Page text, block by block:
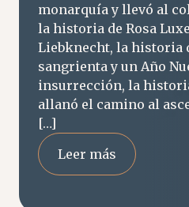
monarquía y llevó al
la historia de Rosa
Liebknecht, la historia
sangrienta y un Año
insurrección, la
allanó el camino al
[…]
Leer más